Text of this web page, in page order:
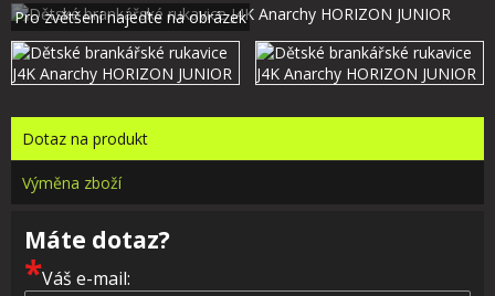
Dotaz na produkt
Výměna zboží
Máte dotaz?
*Váš e-mail: